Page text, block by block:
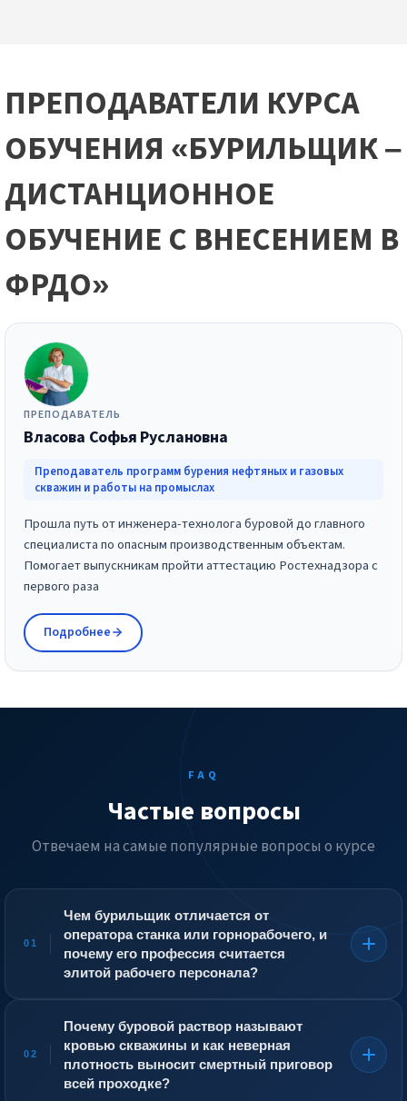
ПРЕПОДАВАТЕЛИ КУРСА
ОБУЧЕНИЯ «БУРИЛЬЩИК –
ДИСТАНЦИОННОЕ
ОБУЧЕНИЕ С ВНЕСЕНИЕМ В
ФРДО»
ПРЕПОДАВАТЕЛЬ
Власова Софья Руслановна
Преподаватель программ бурения нефтяных и газовых
скважин и работы на промыслах
Прошла путь от инженера-технолога буровой до главного
специалиста по опасным производственным объектам.
Помогает выпускникам пройти аттестацию Ростехнадзора с
первого раза
Подробнее
FAQ
Частые вопросы
Отвечаем на самые популярные вопросы о курсе
01
Чем бурильщик отличается от
оператора станка или горнорабочего, и
почему его профессия считается
элитой рабочего персонала?
командует дорогостоящим и опасным процессом
вторжения в земную кору на глубину в сотни и тысячи
метров, где каждая ошибка грозит потерей
оборудования стоимостью в десятки миллионов или
экологической катастрофой. В отличие от
02
Почему буровой раствор называют
кровью скважины и как неверная
плотность выносит смертный приговор
всей проходке?